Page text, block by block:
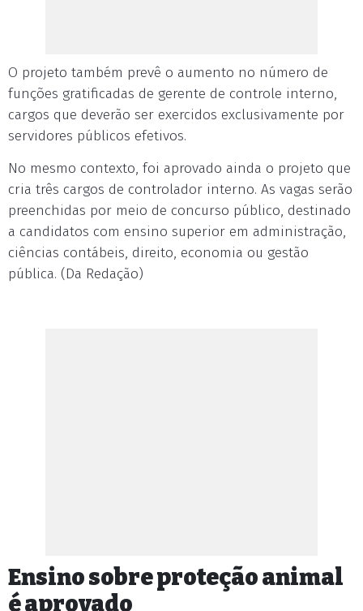
O projeto também prevê o aumento no número de
funções gratificadas de gerente de controle interno,
cargos que deverão ser exercidos exclusivamente por
servidores públicos efetivos.
No mesmo contexto, foi aprovado ainda o projeto que
cria três cargos de controlador interno. As vagas serão
preenchidas por meio de concurso público, destinado
a candidatos com ensino superior em administração,
ciências contábeis, direito, economia ou gestão
pública. (Da Redação)
Ensino sobre proteção animal
é aprovado